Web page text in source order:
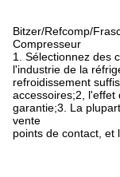
Bitzer/Refcomp/
Compresseur
1. Sélectionnez des
l'industrie de la
refroidissement
accessoires;2, l'effet
garantie;3. La
vente
points de contact, et